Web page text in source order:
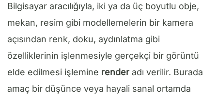
Bilgisayar aracılığıyla, iki ya da üç boyutlu obje,
mekan, resim gibi modellemelerin bir kamera
açısından renk, doku, aydınlatma gibi
özelliklerinin işlenmesiyle gerçekçi bir görüntü
elde edilmesi işlemine renderadı verilir. Burada
amaç bir düşünce veya hayali sanal ortamda